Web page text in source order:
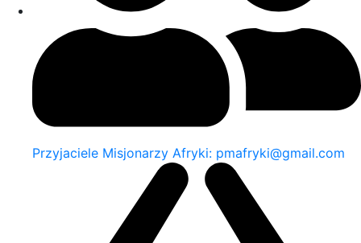
Przyjaciele Misjonarzy Afryki: pmafryki@gmail.com